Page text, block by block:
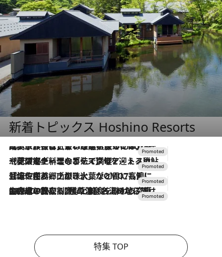
新着トピックス Hoshino Resorts
2026.7.31
【ホテル帰省】という選択肢をOMOが提案。家族とほどよい距離を保つには「昼は実家、夜は気兼ねなくホテルで！」
2026.7.24
【夏限定ディナーコース】旬を迎える稚鮎や花ズッキーニなどをイタリア・トスカーナの郷土料理の手法で満喫！
2026.7.17
「土佐和ハーブかき氷」がOMO7高知に登場！生姜、山椒、大葉など目にも舌にも涼を呼ぶ郷土の味
2026.7.10
NEW OPEN！【界 草津】名湯の地に誕生。趣の異なる2種の温泉と上州ならではの会席・蕎麦割烹など美食を味わう究極の癒やし旅
特集 TOP